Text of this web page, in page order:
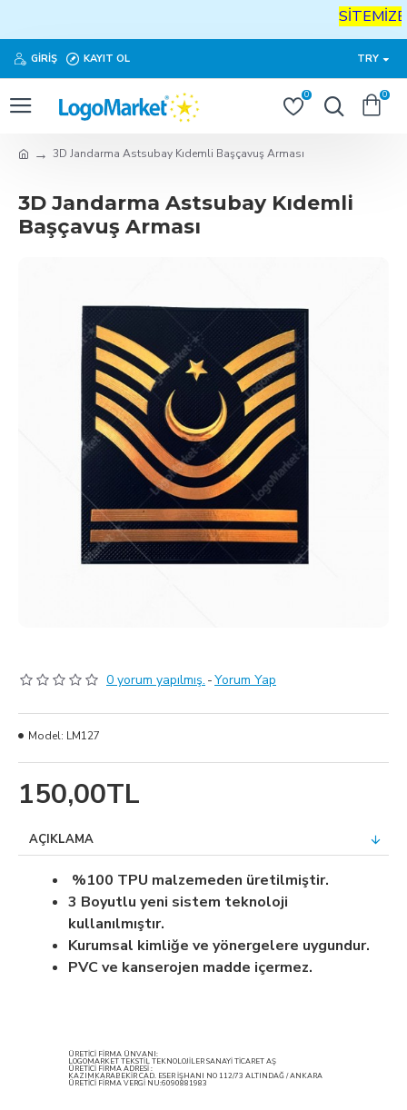
SİTEMİZE
GIRIŞ KAYIT OL TRY
0 0
3D Jandarma Astsubay Kıdemli Başçavuş Arması
3D Jandarma Astsubay Kıdemli
Başçavuş Arması
0 yorum yapılmış. -Yorum Yap
150,00TL
Model: LM127
AÇIKLAMA
%100 TPU malzemeden üretilmiştir.
3 Boyutlu yeni sistem teknoloji
kullanılmıştır.
Kurumsal kimliğe ve yönergelere uygundur.
PVC ve kanserojen madde içermez.
ÜRETİCİ FİRMA ÜNVANI:
LOGOMARKET TEKSTİL TEKNOLOJİLER SANAYİ TİCARET AŞ
ÜRETİCİ FİRMA ADRESİ :
KAZIMKARABEKİR CAD. ESER İŞHANI NO 112/73 ALTINDAĞ / ANKARA
ÜRETİCİ FİRMA VERGİ NU:6090881983